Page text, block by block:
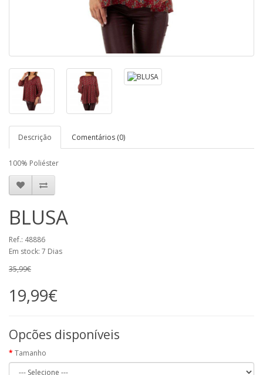
Descrição Comentários (0)
100% Poliéster
BLUSA
Ref.: 48886
Em stock: 7 Dias
35,99€
19,99€
Opcões disponíveis
Tamanho